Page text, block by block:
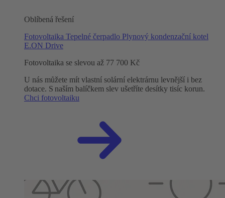
Oblíbená řešení
Fotovoltaika Tepelné čerpadlo Plynový kondenzační kotel
E.ON Drive
Fotovoltaika se slevou až 77 700 Kč
U nás můžete mít vlastní solární elektrárnu levnější i bez
dotace. S naším balíčkem slev ušetříte desítky tisíc korun.
Chci fotovoltaiku